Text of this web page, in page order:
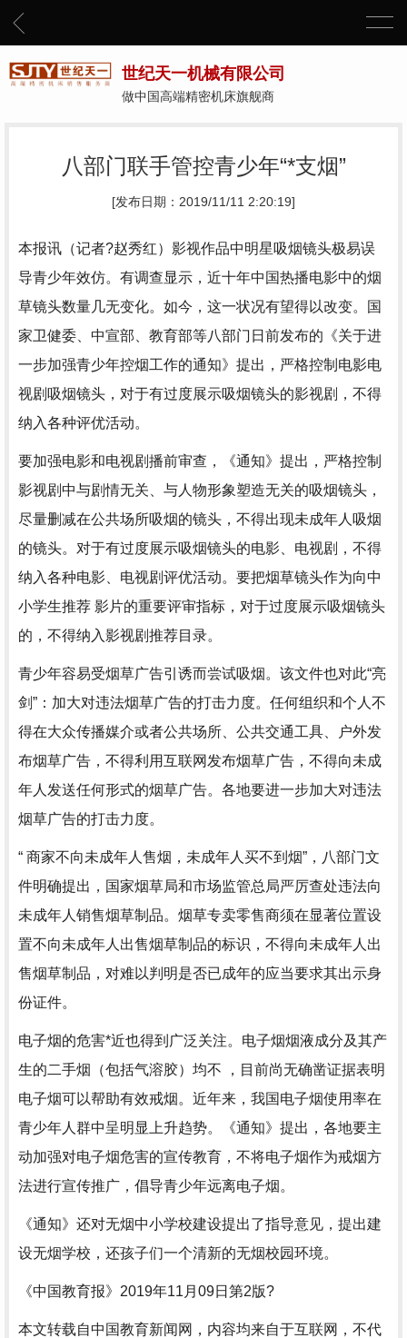
世纪天一机械有限公司
做中国高端精密机床旗舰商
八部门联手管控青少年“*支烟”
[发布日期：2019/11/11 2:20:19]
本报讯（记者?赵秀红）影视作品中明星吸烟镜头极易误
导青少年效仿。有调查显示，近十年中国热播电影中的烟
草镜头数量几无变化。如今，这一状况有望得以改变。国
家卫健委、中宣部、教育部等八部门日前发布的《关于进
一步加强青少年控烟工作的通知》提出，严格控制电影电
视剧吸烟镜头，对于有过度展示吸烟镜头的影视剧，不得
纳入各种评优活动。
要加强电影和电视剧播前审查，《通知》提出，严格控制
影视剧中与剧情无关、与人物形象塑造无关的吸烟镜头，
尽量删减在公共场所吸烟的镜头，不得出现未成年人吸烟
的镜头。对于有过度展示吸烟镜头的电影、电视剧，不得
纳入各种电影、电视剧评优活动。要把烟草镜头作为向中
小学生推荐 影片的重要评审指标，对于过度展示吸烟镜头
的，不得纳入影视剧推荐目录。
青少年容易受烟草广告引诱而尝试吸烟。该文件也对此“亮
剑”：加大对违法烟草广告的打击力度。任何组织和个人不
得在大众传播媒介或者公共场所、公共交通工具、户外发
布烟草广告，不得利用互联网发布烟草广告，不得向未成
年人发送任何形式的烟草广告。各地要进一步加大对违法
烟草广告的打击力度。
“ 商家不向未成年人售烟，未成年人买不到烟”，八部门文
件明确提出，国家烟草局和市场监管总局严厉查处违法向
未成年人销售烟草制品。烟草专卖零售商须在显著位置设
置不向未成年人出售烟草制品的标识，不得向未成年人出
售烟草制品，对难以判明是否已成年的应当要求其出示身
份证件。
电子烟的危害*近也得到广泛关注。电子烟烟液成分及其产
生的二手烟（包括气溶胶）均不 ，目前尚无确凿证据表明
电子烟可以帮助有效戒烟。近年来，我国电子烟使用率在
青少年人群中呈明显上升趋势。《通知》提出，各地要主
动加强对电子烟危害的宣传教育，不将电子烟作为戒烟方
法进行宣传推广，倡导青少年远离电子烟。
《通知》还对无烟中小学校建设提出了指导意见，提出建
设无烟学校，还孩子们一个清新的无烟校园环境。
《中国教育报》2019年11月09日第2版?
本文转载自中国教育新闻网，内容均来自于互联网，不代